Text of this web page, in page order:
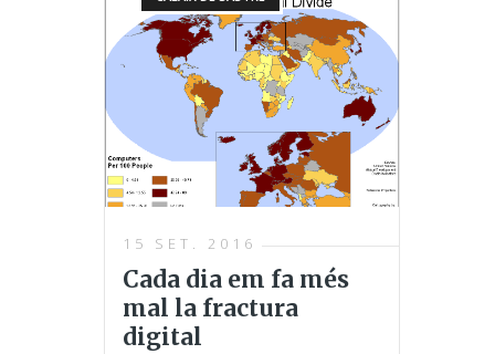
15 SET. 2016
Cada dia em fa més
mal la fractura
digital